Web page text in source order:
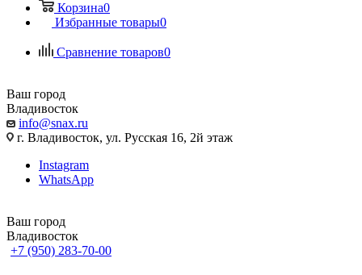
Корзина0
Избранные товары0
Сравнение товаров0
Ваш город
Владивосток
info@snax.ru
г. Владивосток, ул. Русская 16, 2й этаж
Instagram
WhatsApp
Ваш город
Владивосток
+7 (950) 283-70-00